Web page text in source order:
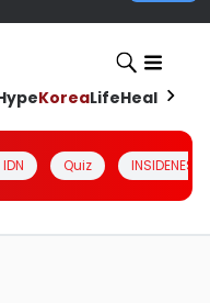
KoreaLifeHealth
Quiz INSIDENESIA